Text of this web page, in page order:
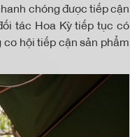
chóng được tiếp cận
tác Hoa Kỳ tiếp tục có
hội tiếp cận sản phẩm